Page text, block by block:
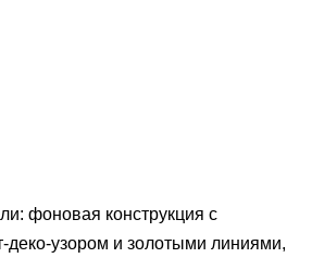
фоновая конструкция с
и золотыми линиями,